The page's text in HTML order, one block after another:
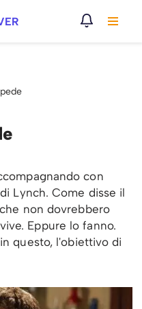
con
Lynch. Come disse il
non dovrebbero
Eppure lo fanno.
questo, l'obiettivo di